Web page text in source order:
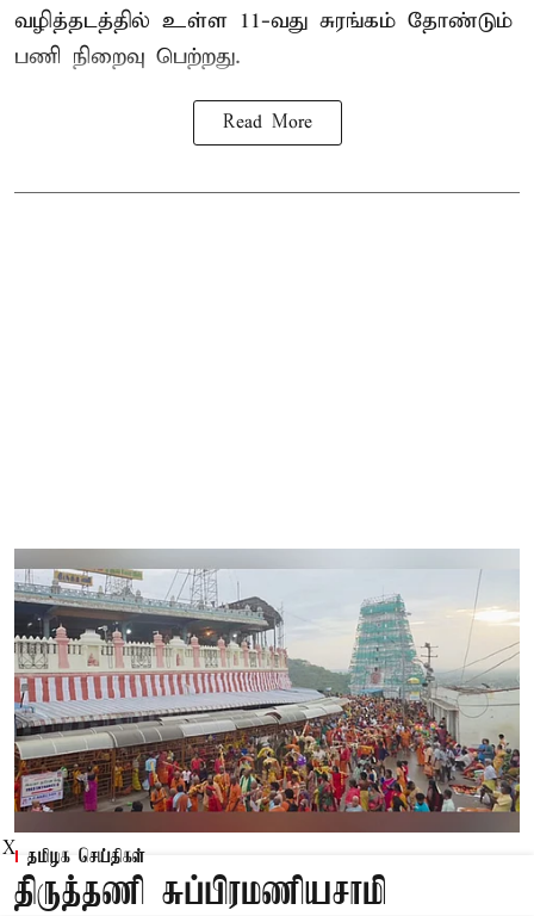
வழித்தடத்தில் உள்ள 11-வது சுரங்கம் தோண்டும்
பணி நிறைவு பெற்றது.
Read More
தமிழக செய்திகள்
திருத்தணி சுப்பிரமணியசாமி
X